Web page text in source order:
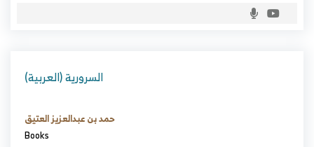
(العربية) السرورية
حمد بن عبدالعزيز العتيق
Books